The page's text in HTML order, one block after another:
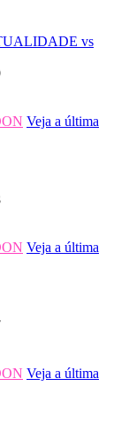
vs
Veja a última
Veja a última
Veja a última